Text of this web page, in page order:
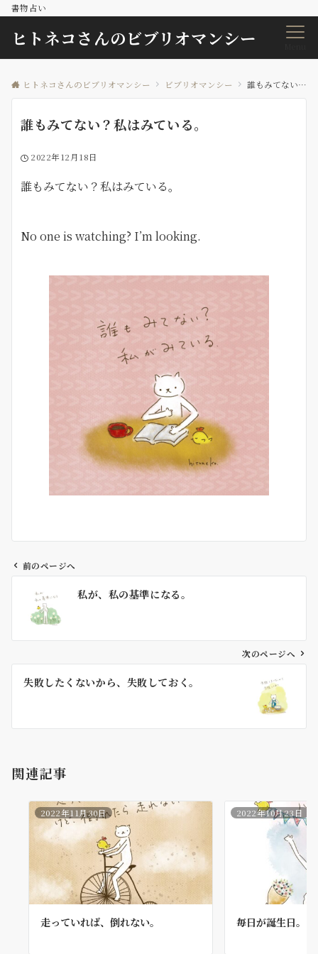
書物占い
ヒトネコさんのビブリオマンシー
ヒトネコさんのビブリオマンシー ビブリオマンシー 誰もみてない？私はみている。
誰もみてない？私はみている。
2022年12月18日
誰もみてない？私はみている。
No one is watching? I’m looking.
ビ
ン
前のページへ
私が、私の基準になる。
次のページへ
失敗したくないから、失敗しておく。
関連記事
2022年11月30日
走っていれば、倒れない。
2022年10月23日
毎日が誕生日。